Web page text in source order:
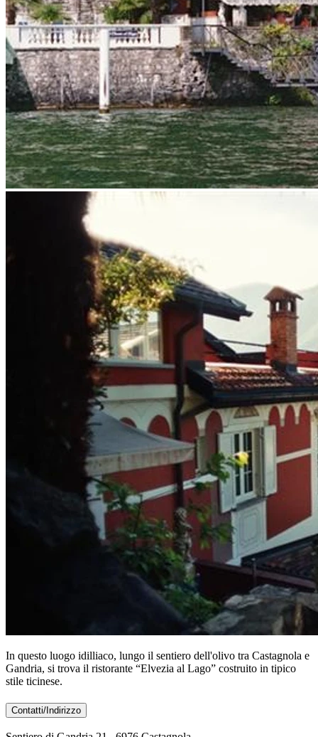
In questo luogo idilliaco, lungo il sentiero dell'olivo tra Castagnola e
Gandria, si trova il ristorante “Elvezia al Lago” costruito in tipico
stile ticinese.
Contatti/Indirizzo